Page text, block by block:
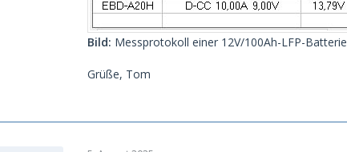
Bild: Messprotokoll einer 12V/100Ah-LFP-Batterie
Grüße, Tom